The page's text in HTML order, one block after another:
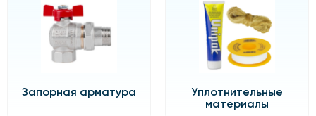
Запорная арматура
Уплотнительные
материалы